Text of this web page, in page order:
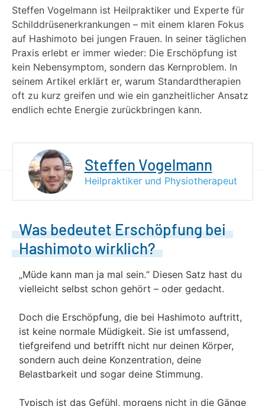
Steffen Vogelmann ist Heilpraktiker und Experte für
Schilddrüsenerkrankungen – mit einem klaren Fokus
auf Hashimoto bei jungen Frauen. In seiner täglichen
Praxis erlebt er immer wieder: Die Erschöpfung ist
kein Nebensymptom, sondern das Kernproblem. In
seinem Artikel erklärt er, warum Standardtherapien
oft zu kurz greifen und wie ein ganzheitlicher Ansatz
endlich echte Energie zurückbringen kann.
Steffen Vogelmann
Heilpraktiker und Physiotherapeut
Was bedeutet Erschöpfung bei
Hashimoto wirklich?
„Müde kann man ja mal sein.“ Diesen Satz hast du
vielleicht selbst schon gehört – oder gedacht.
Doch die Erschöpfung, die bei Hashimoto auftritt,
ist keine normale Müdigkeit. Sie ist umfassend,
tiefgreifend und betrifft nicht nur deinen Körper,
sondern auch deine Konzentration, deine
Belastbarkeit und sogar deine Stimmung.
Typisch ist das Gefühl, morgens nicht in die Gänge